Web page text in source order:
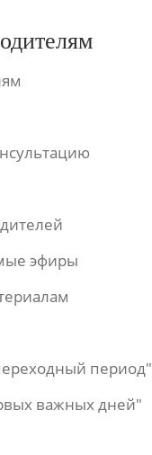
эфиры
период"
важных дней"